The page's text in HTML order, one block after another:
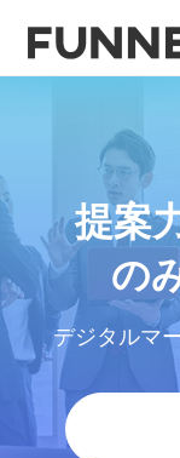
提案
の
デジタルマ